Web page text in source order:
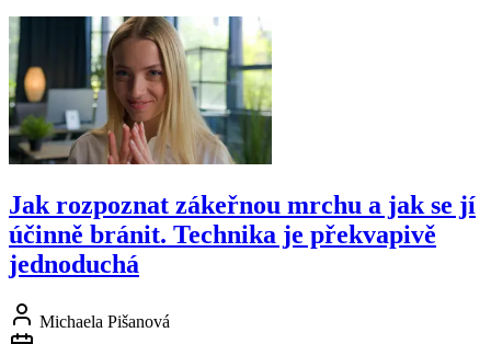
Jak rozpoznat zákeřnou mrchu a jak se jí
účinně bránit. Technika je překvapivě
jednoduchá
Michaela Pišanová